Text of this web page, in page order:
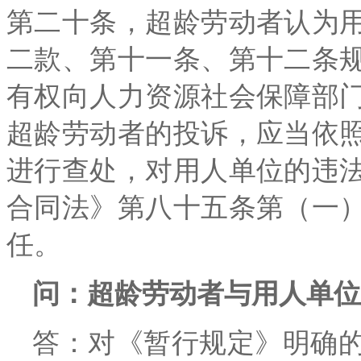
第二十条，超龄劳动者认为
二款、第十一条、第十二条
有权向人力资源社会保障部
超龄劳动者的投诉，应当依
进行查处，对用人单位的违
合同法》第八十五条第（一
任。
问：超龄劳动者与用人单
答：对《暂行规定》明确